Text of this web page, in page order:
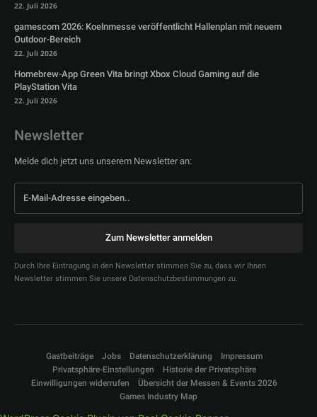
22. Juli 2026
gamescom 2026: Koelnmesse veröffentlicht Hallenplan mit neuem
Outdoor-Bereich
22. Juli 2026
Homebrew-App Green Vita bringt Xbox Cloud Gaming auf die
PlayStation Vita
22. Juli 2026
Newsletter
Melde dich jetzt uns unserem Newsletter an:
Zum Newsletter anmelden
Durch Ihre Eintragung in den Newsletter stimmen Sie zu, dass wir Ihnen
Newsletter stimmen Sie unsere Datenschutzbestimmungen zu.
Gastbeiträge Jobs Datenschutzerklärung
Impressum
Privatsphäre-Einstellungen
Historie der Privatsphäre
Einwilligungen widerrufen
Übersicht der Messen & Events 2026
Games Industry Map